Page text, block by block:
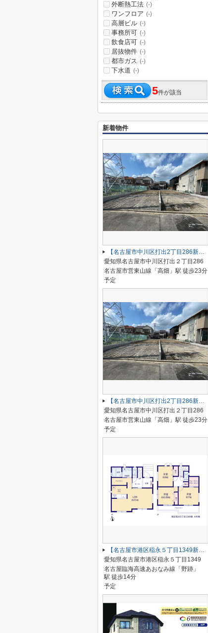
外断熱工法 (-)
ワンフロア (-)
高層ビル (-)
事務所可 (-)
飲食店可 (-)
居抜物件 (-)
都市ガス (-)
下水道 (-)
5件が該当
新着物件
【名古屋市中川区打出2丁目286新築戸建A号棟】仲介手数料無料！荒子小学校・一柳中学校
愛知県名古屋市中川区打出２丁目286
名古屋市営東山線「高畑」駅 徒歩23分
予定
【名古屋市中川区打出2丁目286新築戸建B号棟】仲介手数料無料！荒子小学校・一柳中学校
愛知県名古屋市中川区打出２丁目286
名古屋市営東山線「高畑」駅 徒歩23分
予定
【名古屋市港区稲永５丁目1349新築戸建】仲介手数料無料！
愛知県名古屋市港区稲永５丁目1349
名古屋臨海高速あおなみ線「野跡」
駅 徒歩14分
予定